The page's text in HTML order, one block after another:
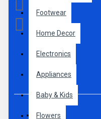
Footwear
Home Decor
Electronics
Appliances
Baby & Kids
Flowers
0 yorum -Yorum Yap